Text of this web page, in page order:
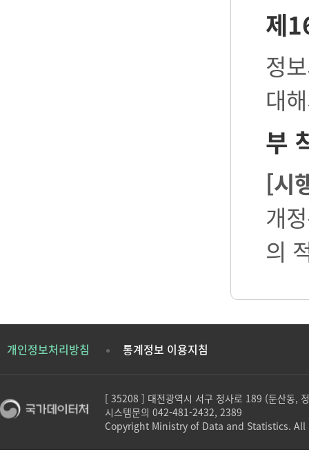
제
정
대
부
[시
개
의
개인정보처리방침 통계정보 이용지침
[ 35208 ] 대전광역시 서구 청사로 189 (둔산동,
시스템문의 042-481-2432, 2389
Copyright Ministry of Data and Statistics.